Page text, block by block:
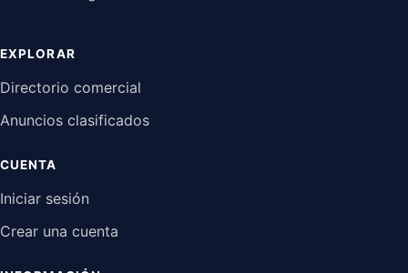
EXPLORAR
Directorio comercial
Anuncios clasificados
CUENTA
Iniciar sesión
Crear una cuenta